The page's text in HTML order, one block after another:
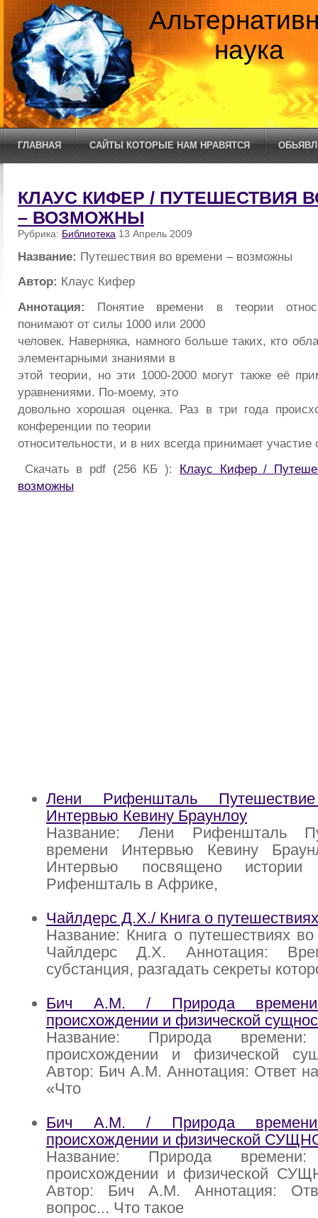
наука
ГЛАВНАЯ САЙТЫ КОТОРЫЕ НАМ НРАВЯТСЯ
КЛАУС КИФЕР / ПУТЕШЕСТВИЯ
– ВОЗМОЖНЫ
Рубрика: Библиотека 13 Апрель 2009
Название: Путешествия во времени – возможны
Автор: Клаус Кифер
Аннотация: Понятие времени в теории
понимают от силы 1000 или 2000
человек. Наверняка, намного больше таких, кто
элементарными знаниями в
этой теории, но эти 1000-2000 могут также её
уравнениями. По-моему, это
довольно хорошая оценка. Раз в три года
конференции по теории
относительности, и в них всегда принимает участие
Скачать в pdf (256 КБ ): Клаус Кифер /
возможны
Лени Рифеншталь
Интервью Кевину Браунлоу
Название: Лени Рифеншталь
времени Интервью Кевину
Интервью посвящено
Рифеншталь в Африке,
Чайлдерс Д.Х./ Книга о
Название: Книга о путешествиях
Чайлдерс Д.Х. Аннотация:
субстанция, разгадать секреты
Бич A.M. / Природа
происхождении и физической
Название: Природа
происхождении и физической
Автор: Бич A.M. Аннотация: Ответ
«Что
Бич А.М. / Природа
происхождении и физической
Название: Природа
происхождении и физической
Автор: Бич А.М. Аннотация:
вопрос... Что такое